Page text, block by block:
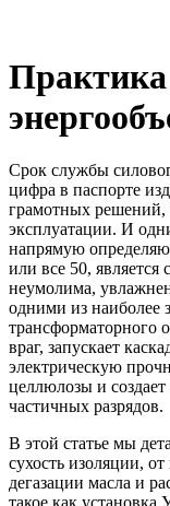
Срок службы
цифра в паспорте
грамотных решений,
эксплуатации. И
напрямую
или все 50,
неумолима,
одними из наиболее
трансформаторного
враг, запускает
электрическую
целлюлозы и
частичных разрядов.
В этой статье мы
сухость изоляции,
дегазации масла и